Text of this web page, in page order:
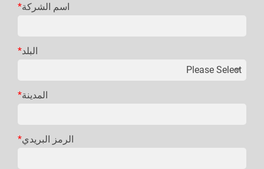
اسم الشركة*
البلد*
المدينة*
الرمز البريدي*